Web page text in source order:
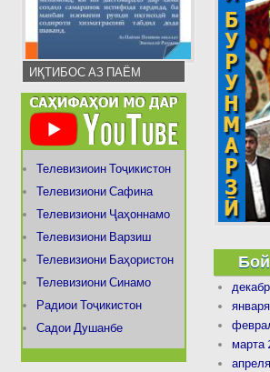
ИҚТИБОС АЗ ПАЁМ
Телевизиоин Тоҷикистон
Телевизиони Сафина
Телевизиони Ҷаҳоннамо
Телевизиони Варзиш
Телевизиони Баҳористон
Телевизиони Синамо
Радиои Тоҷикистон
Садои Душанбе
марта